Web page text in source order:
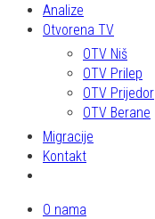
Analize
Otvorena TV
OTV Niš
OTV Prilep
OTV Prijedor
OTV Berane
Migracije
Kontakt
O nama